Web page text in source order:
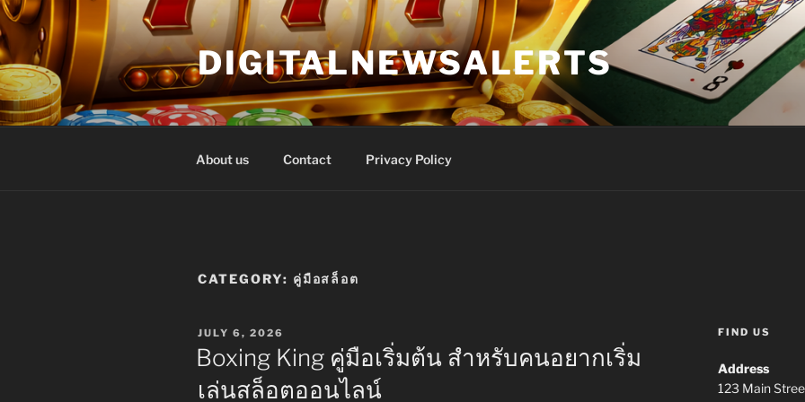
Skip
to
content
DIGITALNEWSALERTS
About us Contact Privacy Policy
CATEGORY: คู่มือสล็อต
POSTED
ON
JULY 6, 2026
Boxing King คู่มือเริ่มต้น สำหรับคนอยากเริ่ม
เล่นสล็อตออนไลน์
FIND US
Address
123 Main